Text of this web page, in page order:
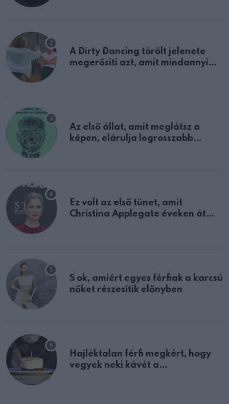
A Dirty Dancing törölt jelenete
megerősíti azt, amit mindannyian
Az első állat, amit meglátsz a
képen, elárulja legrosszabb
Ez volt az első tünet, amit
Christina Applegate éveken át
5 ok, amiért egyes férfiak a karcsú
nőket részesítik előnyben
Hajléktalan férfi megkért, hogy
vegyek neki kávét a